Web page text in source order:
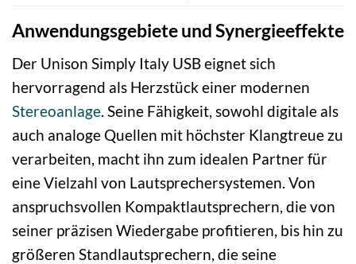
Anwendungsgebiete und Synergieeffekte
Der Unison Simply Italy USB eignet sich
hervorragend als Herzstück einer modernen
Stereoanlage . Seine Fähigkeit, sowohl digitale als
auch analoge Quellen mit höchster Klangtreue zu
verarbeiten, macht ihn zum idealen Partner für
eine Vielzahl von Lautsprechersystemen. Von
anspruchsvollen Kompaktlautsprechern, die von
seiner präzisen Wiedergabe profitieren, bis hin zu
größeren Standlautsprechern, die seine